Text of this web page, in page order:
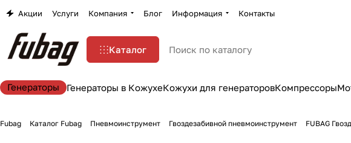
Акции Услуги Компания Блог Информация Контакты
Каталог
Генераторы Генераторы в КожухеКожухи для генераторовКомпрессоры
Fubag Каталог Fubag Пневмоинструмент Гвоздезабивной пневмоинструмент FUBAG